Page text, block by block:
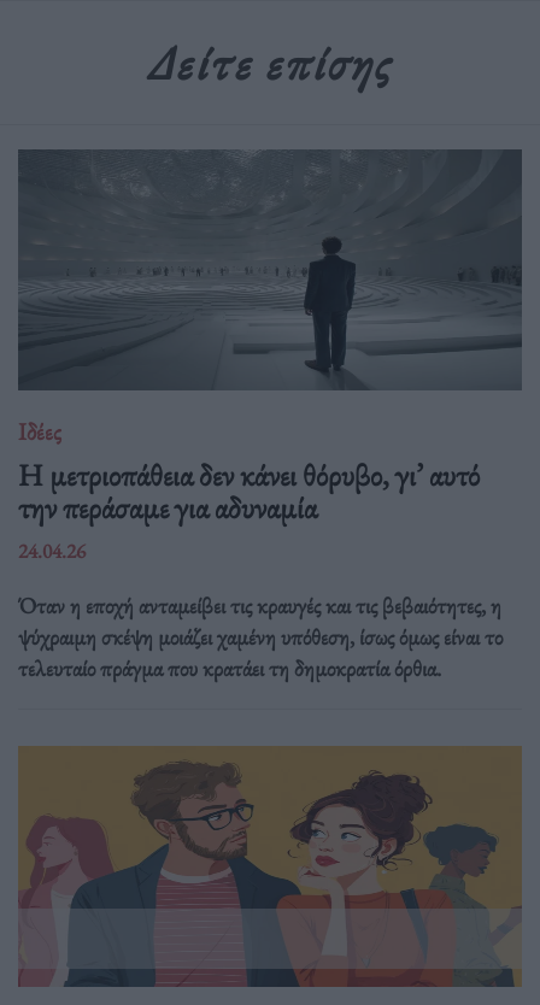
Δείτε επίσης
Ιδέες
Η μετριοπάθεια δεν κάνει θόρυβο, γι’ αυτό
την περάσαμε για αδυναμία
24.04.26
Όταν η εποχή ανταμείβει τις κραυγές και τις βεβαιότητες, η
ψύχραιμη σκέψη μοιάζει χαμένη υπόθεση, ίσως όμως είναι το
τελευταίο πράγμα που κρατάει τη δημοκρατία όρθια.